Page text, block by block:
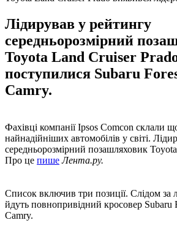
Лідирував у рейтингу
середньорозмірний
Toyota Land Cruiser
поступилися Subaru
Camry.
Фахівці компанії Ipsos Comcon склали
найнадійніших автомобілів у світі.
середньорозмірний позашляховик
Про це пише Лента.ру.
Список включив три позиції. Слідом за
йдуть повнопривідний кросовер Subaru
Camry.